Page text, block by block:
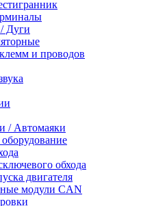
Дуги
и проводов
/ Автомаяки
обхода
двигателя
модули CAN